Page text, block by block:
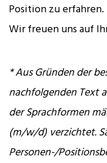
Position zu erfahren.
Wir freuen uns auf
* Aus Gründen der
nachfolgenden Text
der Sprachformen
(m/w/d) verzichtet.
Personen-/